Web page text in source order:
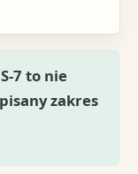
7 to nie
zakres